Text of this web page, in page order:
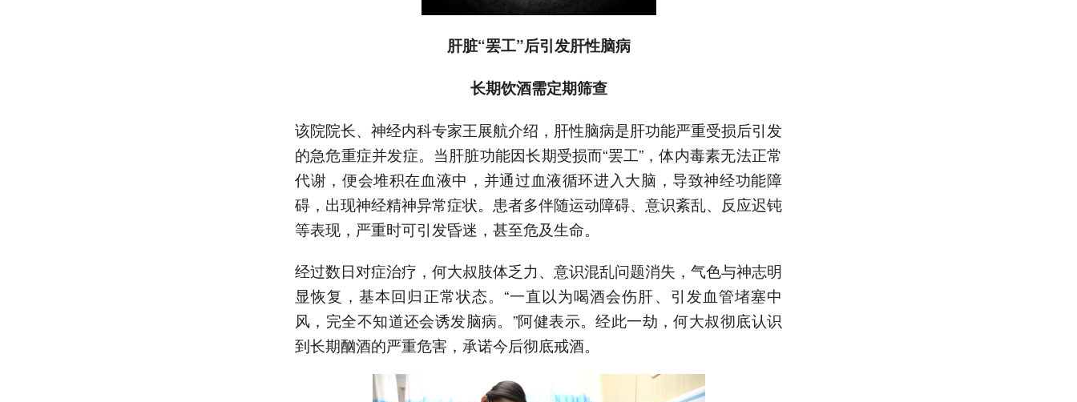
肝脏“罢工”后引发肝性脑病
长期饮酒需定期筛查
该院院长、神经内科专家王展航介绍，肝性脑病是肝功能严重受损后引发
的急危重症并发症。当肝脏功能因长期受损而“罢工”，体内毒素无法正常
代谢，便会堆积在血液中，并通过血液循环进入大脑，导致神经功能障
碍，出现神经精神异常症状。患者多伴随运动障碍、意识紊乱、反应迟钝
等表现，严重时可引发昏迷，甚至危及生命。
经过数日对症治疗，何大叔肢体乏力、意识混乱问题消失，气色与神志明
显恢复，基本回归正常状态。“一直以为喝酒会伤肝、引发血管堵塞中
风，完全不知道还会诱发脑病。”阿健表示。经此一劫，何大叔彻底认识
到长期酗酒的严重危害，承诺今后彻底戒酒。